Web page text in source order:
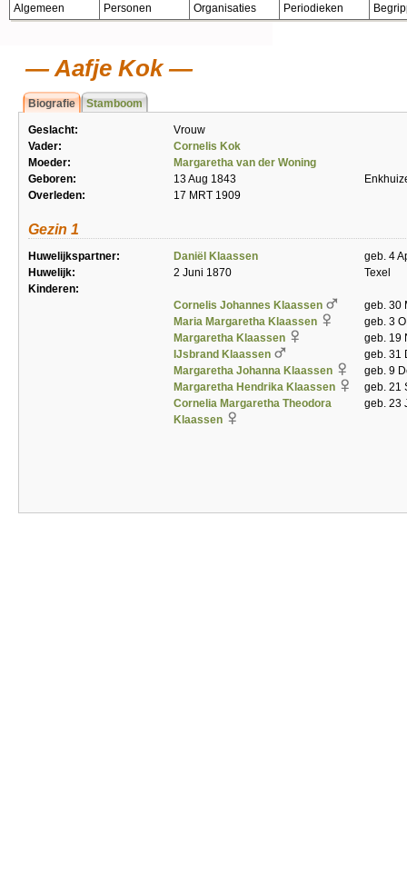
Algemeen Personen Organisaties Periodieken
Aafje Kok
Biografie Stamboom
Geslacht:
Vrouw
Vader:
Cornelis Kok
Moeder:
Margaretha van der Woning
Geboren:
13 Aug 1843
Overleden:
17 MRT 1909
Gezin 1
Huwelijkspartner: Daniël Klaassen
geb. 4
Huwelijk:
2 Juni 1870
Texel
Kinderen:
Cornelis Johannes Klaassen
geb. 30
Maria Margaretha Klaassen
geb. 3
Margaretha Klaassen
geb. 19
IJsbrand Klaassen
geb. 31
Margaretha Johanna Klaassen
geb. 9
Margaretha Hendrika Klaassen
geb. 21
Cornelia Margaretha Theodora
Klaassen
geb. 23